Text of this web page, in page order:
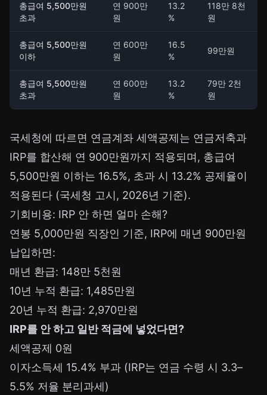
총급여 5,500만원
초과
연 900만
원
13.2
%
118만 8천
원
총급여 5,500만원
이하
연 600만
원
16.5
%
99만원
총급여 5,500만원
초과
연 600만
원
13.2
%
79만 2천
원
국세청에 따르면 연금계좌 세액공제는 연금저축과
IRP를 합산해 연 900만원까지 적용되며, 총급여
5,500만원 이하는 16.5%, 초과 시 13.2% 공제율이
적용된다 (국세청 고시, 2026년 기준).
기회비용: IRP 안 하면 얼마 손해?
연봉 5,000만원 직장인 기준, IRP에 매년 900만원
납입하면:
매년 환급: 148만 5천원
10년 누적 환급: 1,485만원
20년 누적 환급: 2,970만원
IRP를 안 하고 일반 적금에 넣었다면?
세액공제 0원
이자소득세 15.4% 부과 (IRP는 연금 수령 시 3.3–
5.5% 저율 분리과세)